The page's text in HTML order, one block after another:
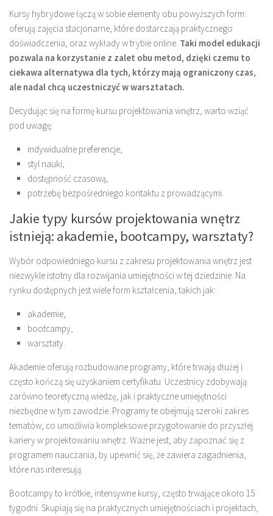
Kursy hybrydowe łączą w sobie elementy obu powyższych form:
oferują zajęcia stacjonarne, które dostarczają praktycznego
doświadczenia, oraz wykłady w trybie online. Taki model edukacji
pozwala na korzystanie z zalet obu metod, dzięki czemu to
ciekawa alternatywa dla tych, którzy mają ograniczony czas,
ale nadal chcą uczestniczyć w warsztatach.
Decydując się na formę kursu projektowania wnętrz, warto wziąć
pod uwagę:
indywidualne preferencje,
styl nauki,
dostępność czasową,
potrzebę bezpośredniego kontaktu z prowadzącymi.
Jakie typy kursów projektowania wnętrz
istnieją: akademie, bootcampy, warsztaty?
Wybór odpowiedniego kursu z zakresu projektowania wnętrz jest
niezwykle istotny dla rozwijania umiejętności w tej dziedzinie. Na
rynku dostępnych jest wiele form kształcenia, takich jak:
akademie,
bootcampy,
warsztaty.
Akademie oferują rozbudowane programy, które trwają dłużej i
często kończą się uzyskaniem certyfikatu. Uczestnicy zdobywają
zarówno teoretyczną wiedzę, jak i praktyczne umiejętności
niezbędne w tym zawodzie. Programy te obejmują szeroki zakres
tematów, co umożliwia kompleksowe przygotowanie do przyszłej
kariery w projektowaniu wnętrz. Ważne jest, aby zapoznać się z
programem nauczania, by upewnić się, że zawiera zagadnienia,
które nas interesują.
Bootcampy to krótkie, intensywne kursy, często trwające około 15
tygodni. Skupiają się na praktycznych umiejętnościach i projektach,